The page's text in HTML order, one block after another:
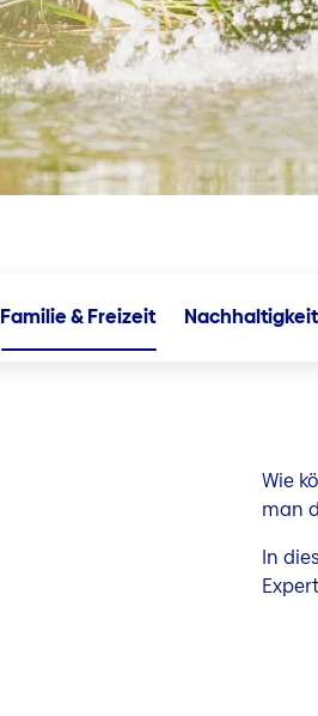
Familie & Freizeit Nachhaltigkeit
Wie
man
In